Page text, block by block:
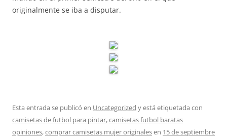
originalmente se iba a disputar.
Esta entrada se publicó en Uncategorized y está etiquetada con
camisetas de futbol para pintar,camisetas futbol baratas
opiniones,comprar camisetas mujer originalesen 15 de septiembre